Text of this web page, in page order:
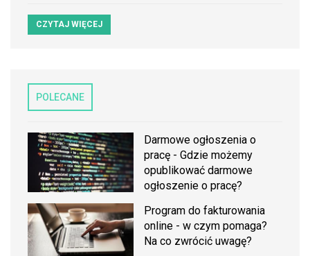
CZYTAJ WIĘCEJ
POLECANE
Darmowe ogłoszenia o
pracę - Gdzie możemy
opublikować darmowe
ogłoszenie o pracę?
Program do fakturowania
online - w czym pomaga?
Na co zwrócić uwagę?